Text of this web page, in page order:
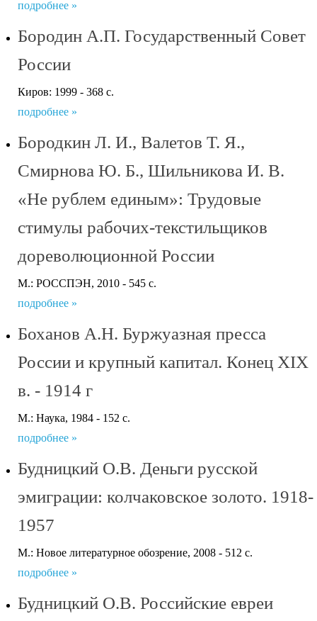
подробнее »
Бородин А.П. Государственный Совет
России
Киров: 1999 - 368 с.
подробнее »
Бородкин Л. И., Валетов Т. Я.,
Смирнова Ю. Б., Шильникова И. В.
«Не рублем единым»: Трудовые
стимулы рабочих-текстильщиков
дореволюционной России
М.: РОССПЭН, 2010 - 545 с.
подробнее »
Боханов А.Н. Буржуазная пресса
России и крупный капитал. Конец XIX
в. - 1914 г
М.: Наука, 1984 - 152 с.
подробнее »
Будницкий О.В. Деньги русской
эмиграции: колчаковское золото. 1918-
1957
М.: Новое литературное обозрение, 2008 - 512 с.
подробнее »
Будницкий О.В. Российские евреи